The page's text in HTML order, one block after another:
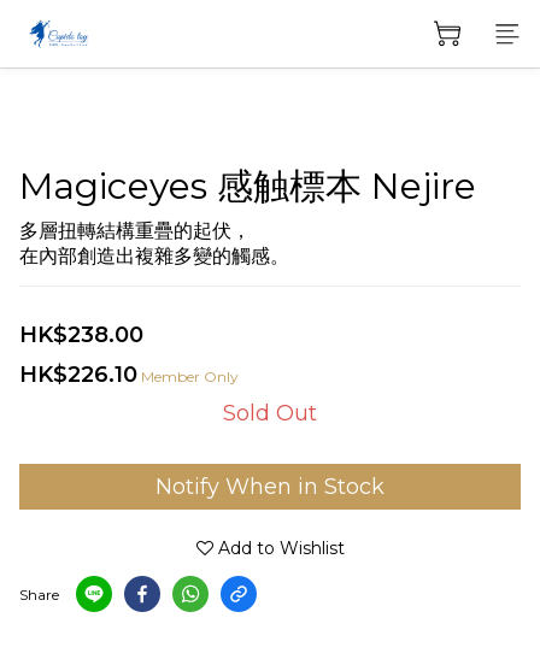
Magiceyes 感触標本 Nejire
多層扭轉結構重疊的起伏，
在內部創造出複雜多變的觸感。
HK$238.00
HK$226.10 Member Only
Sold Out
Notify When in Stock
Add to Wishlist
Share